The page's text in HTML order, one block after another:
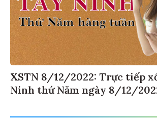
XSTN 8/12/2022: Trực tiếp
Ninh thứ Năm ngày 8/12/